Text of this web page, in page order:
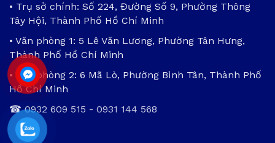
• Trụ sở chính: Số 224, Đường Số 9, Phường Thông
Tây Hội, Thành Phố Hồ Chí Minh
• Văn phòng 1: 5 Lê Văn Lương, Phường Tân Hưng,
Thành Phố Hồ Chí Minh
• Văn phòng 2: 6 Mã Lò, Phường Bình Tân, Thành Phố
Hồ Chí Minh
☎0932 609 515 - 0931 144 568